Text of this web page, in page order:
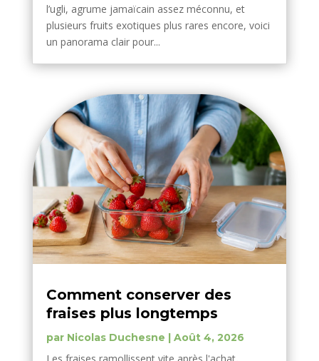
l’ugli, agrume jamaïcain assez méconnu, et
plusieurs fruits exotiques plus rares encore, voici
un panorama clair pour...
Comment conserver des
fraises plus longtemps
par Nicolas Duchesne | Août 4, 2026